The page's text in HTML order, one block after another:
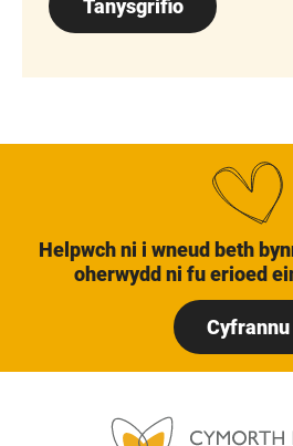
Tanysgrifio
Helpwch ni i wneud beth
oherwydd ni fu erioed
Cyfrannu